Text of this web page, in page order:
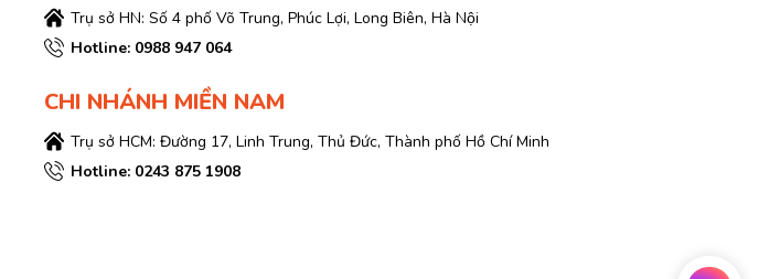
Trụ sở HN: Số 4 phố Võ Trung, Phúc Lợi, Long Biên, Hà Nội
Hotline: 0988 947 064
CHI NHÁNH MIỀN NAM
Trụ sở HCM: Đường 17, Linh Trung, Thủ Đức, Thành phố Hồ Chí Minh
Hotline: 0243 875 1908